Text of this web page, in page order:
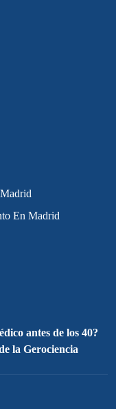
En Madrid
antes de los 40?
la Gerociencia